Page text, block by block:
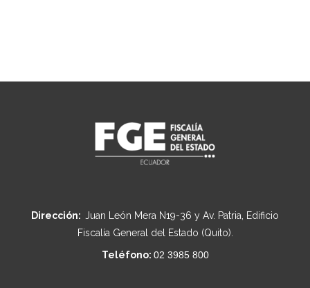
Dirección: Juan León Mera N19-36 y Av. Patria, Edificio
Fiscalía General del Estado (Quito).
Teléfono: 02 3985 800